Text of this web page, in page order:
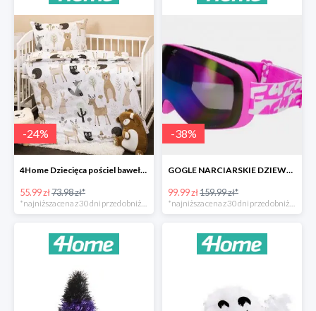
-24%
4Home Dziecięca pościel bawełniana do łóżeczka Nordic Friends -24%
55.99 zł73.98 zł*
-38%
GOGLE NARCIARSKIE DZIEWCZĘCE -37%
99.99 zł159.99 zł*